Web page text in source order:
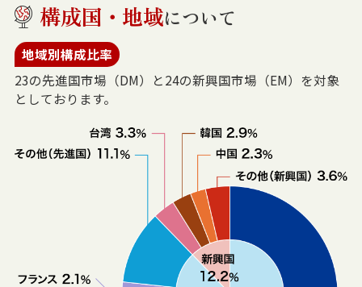
構成国・地域について
地域別構成比率
23の先進国市場（DM）と24の新興国市場（EM）を対象
としております。